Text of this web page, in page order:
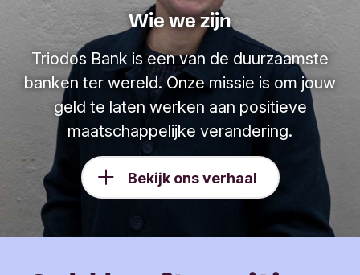
Wie we zijn
Triodos Bank is een van de duurzaamste
banken ter wereld. Onze missie is om jouw
geld te laten werken aan positieve
maatschappelijke verandering.
Bekijk ons verhaal